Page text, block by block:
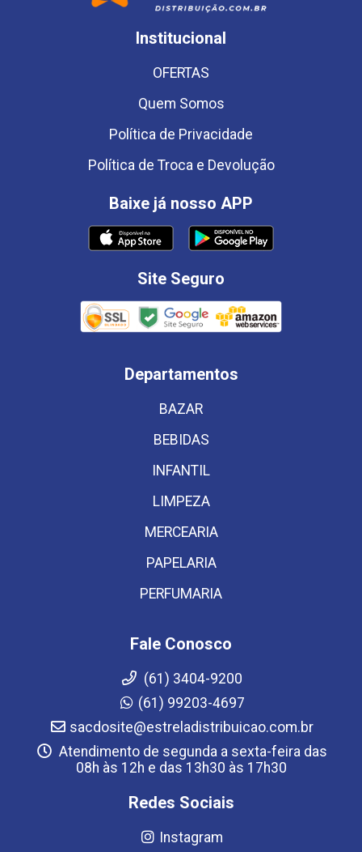
Institucional
OFERTAS
Quem Somos
Política de Privacidade
Política de Troca e Devolução
Baixe já nosso APP
Site Seguro
Departamentos
BAZAR
BEBIDAS
INFANTIL
LIMPEZA
MERCEARIA
PAPELARIA
PERFUMARIA
Fale Conosco
(61) 3404-9200
(61) 99203-4697
sacdosite@estreladistribuicao.com.br
Atendimento de segunda a sexta-feira das
08h às 12h e das 13h30 às 17h30
Redes Sociais
Instagram